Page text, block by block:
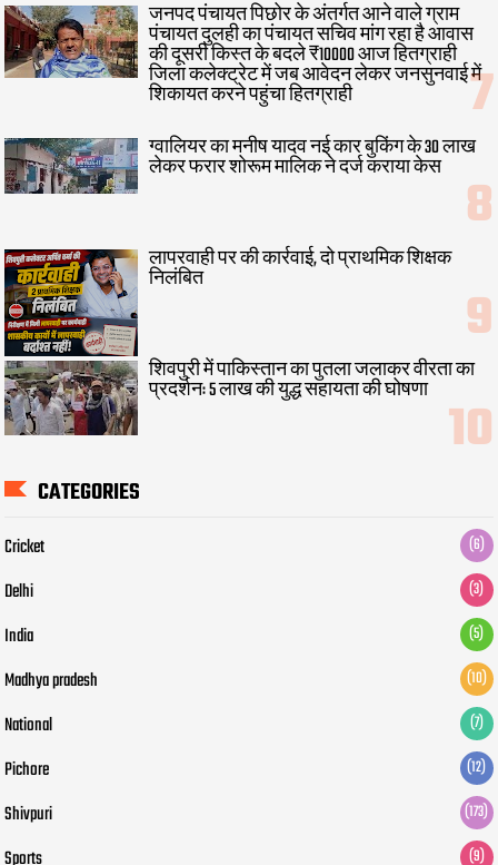
जनपद पंचायत पिछोर के अंतर्गत आने वाले ग्राम
पंचायत दुलही का पंचायत सचिव मांग रहा है आवास
की दूसरी किस्त के बदले ₹10000 आज हितग्राही
जिला कलेक्ट्रेट में जब आवेदन लेकर जनसुनवाई में
शिकायत करने पहुंचा हितग्राही
ग्वालियर का मनीष यादव नई कार बुकिंग के 30 लाख
लेकर फरार शोरूम मालिक ने दर्ज कराया केस
लापरवाही पर की कार्रवाई, दो प्राथमिक शिक्षक
निलंबित
शिवपुरी में पाकिस्तान का पुतला जलाकर वीरता का
प्रदर्शन: 5 लाख की युद्ध सहायता की घोषणा
CATEGORIES
Cricket (6)
Delhi (3)
India (5)
Madhya pradesh (10)
National (7)
Pichore (12)
Shivpuri (173)
(9)